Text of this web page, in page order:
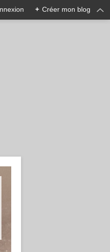
+ Créer mon blog